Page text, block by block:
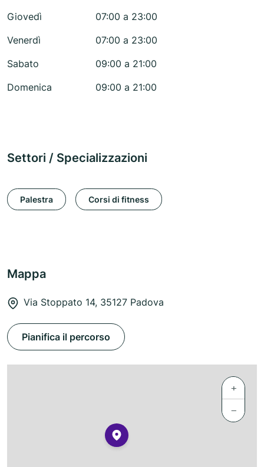
Giovedì
07:00 a 23:00
Venerdì
07:00 a 23:00
Sabato
09:00 a 21:00
Domenica
09:00 a 21:00
Settori / Specializzazioni
Palestra Corsi di fitness
Mappa
Via Stoppato 14, 35127 Padova
Pianifica il percorso
+
−